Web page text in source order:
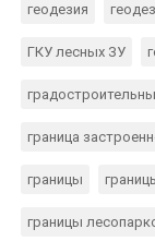
геодезия
ГКУ лесных ЗУ
граница
границы
границы